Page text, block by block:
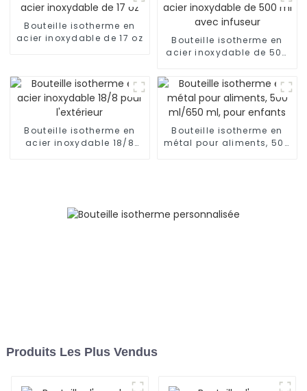
Bouteille isotherme en
acier inoxydable de 17 oz
Bouteille isotherme en
acier inoxydable de 500
Bouteille isotherme en
acier inoxydable 18/8
Bouteille isotherme en
métal pour aliments, 500
Produits Les Plus Vendus